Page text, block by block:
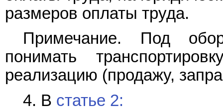
размеров оплаты труда.
Примечание. Под
понимать
реализацию (продажу,
4. В статье 2: